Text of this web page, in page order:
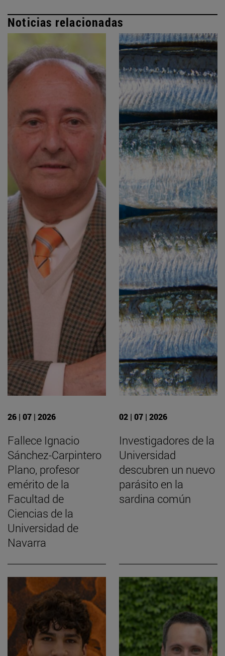
Noticias relacionadas
26 | 07 | 2026
Fallece Ignacio
Sánchez-Carpintero
Plano, profesor
emérito de la
Facultad de
Ciencias de la
Universidad de
Navarra
02 | 07 | 2026
Investigadores de la
Universidad
descubren un nuevo
parásito en la
sardina común